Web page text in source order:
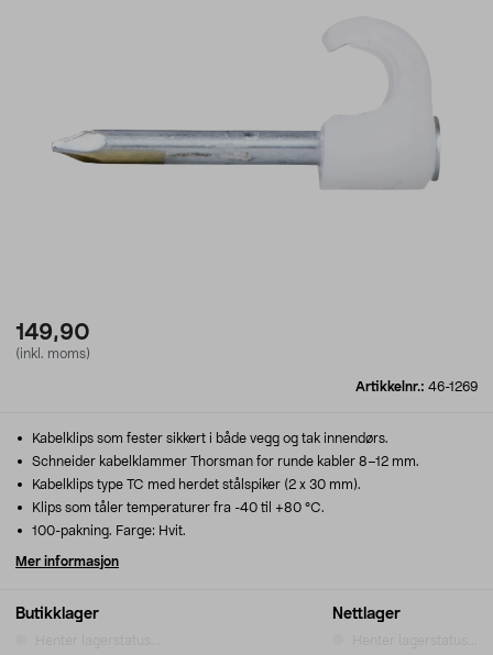
149,90
(inkl. moms)
Artikkelnr.: 46-1269
Butikklager Nettlager
Kabelklips som fester sikkert i både vegg og tak innendørs.
Schneider kabelklammer Thorsman for runde kabler 8–12 mm.
Kabelklips type TC med herdet stålspiker (2 x 30 mm).
Klips som tåler temperaturer fra -40 til +80 °C.
100-pakning. Farge: Hvit.
Mer informasjon